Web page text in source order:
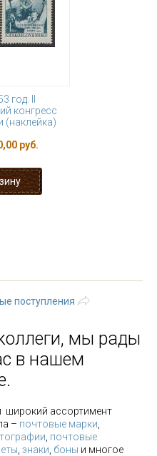
год. II
конгресс
(наклейка)
руб.
поступления
мы рады
в нашем
широкий ассортимент
– почтовые марки
почтовые
знаки боны и многое